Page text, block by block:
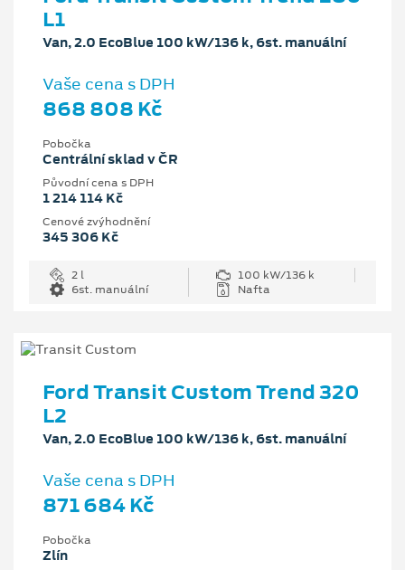
L1
Van, 2.0 EcoBlue 100 kW/136 k, 6st. manuální
Vaše cena s DPH
868 808 Kč
Pobočka
Centrální sklad v ČR
Původní cena s DPH
1 214 114 Kč
Cenové zvýhodnění
345 306 Kč
2 l
100 kW/136 k
6st. manuální
Nafta
Ford Transit Custom Trend 320
L2
Van, 2.0 EcoBlue 100 kW/136 k, 6st. manuální
Vaše cena s DPH
871 684 Kč
Pobočka
Zlín